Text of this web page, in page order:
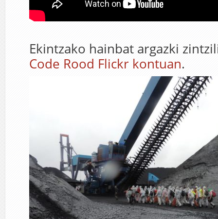
Ekintzako hainbat argazki
Code Rood Flickr kontuan.